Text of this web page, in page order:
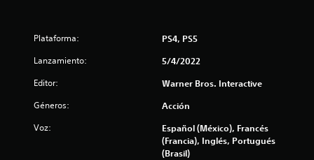
Plataforma: PS4, PS5
Lanzamiento: 5/4/2022
Editor: Warner Bros. Interactive
Géneros: Acción
Voz:
Español (México), Francés
(Francia), Inglés, Portugués
(Brasil)